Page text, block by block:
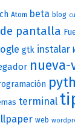
Atom beta blog
pantalla
gtk instalar
nueva-
terminal
web